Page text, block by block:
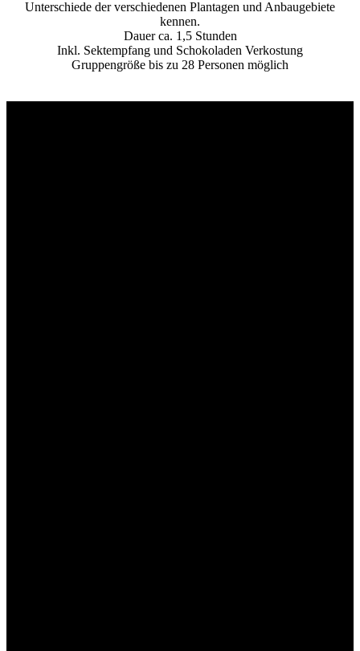
Unterschiede der verschiedenen Plantagen und Anbaugebiete
kennen.
Dauer ca. 1,5 Stunden
Inkl. Sektempfang und Schokoladen Verkostung
Gruppengröße bis zu 28 Personen möglich